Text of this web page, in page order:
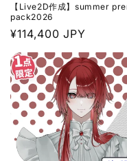
【Live2D作成】summer
pack2026
通
常
価
格
¥114,400 JPY